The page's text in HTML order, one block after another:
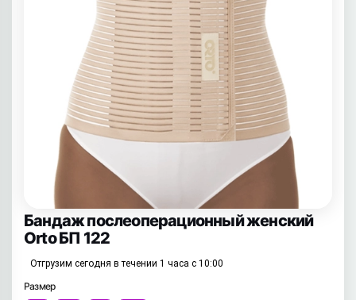
Бандаж послеоперационный женский
Orto БП 122
Отгрузим сегодня в течении 1 часа с 10:00
Размер